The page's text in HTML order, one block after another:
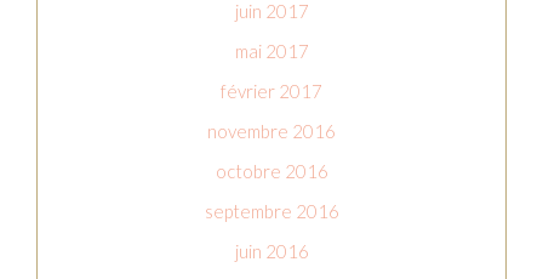
juin 2017
mai 2017
février 2017
novembre 2016
octobre 2016
septembre 2016
juin 2016